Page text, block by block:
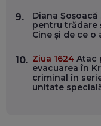
VOICU
GLOBALĂ,
EP. 52
ROBERT
ÎN SALĂ,
9.
Diana
pentru trădare
Cine și de ce o
10. Ziua 1624 Atac
evacuarea în
criminal în
unitate